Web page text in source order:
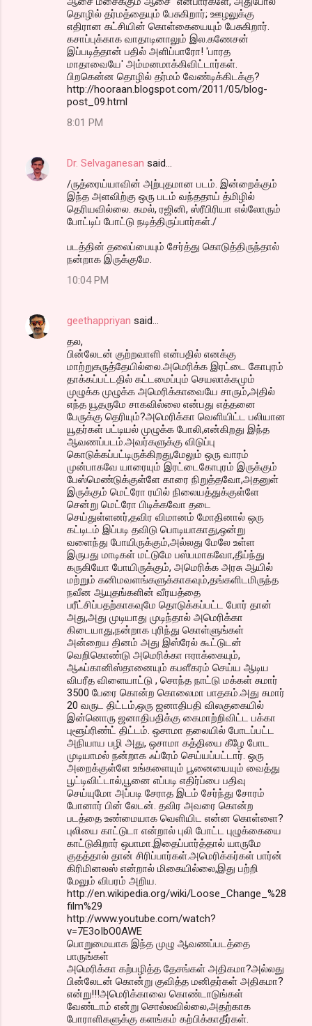
தொழில் தர்மத்தையும் பேசுகிறார்; ஊழலுக்கு
எதிரான கட்சியின் கொள்கையையும் பேசுகிறார்.
கசாப்புக்காக வாதாடினாலும் இல.கணேசன்
இப்படித்தான் பதில் அளிப்பாரோ! 'பாரத
மாதாவையே' அம்மனமாக்கிவிட்டார்கள்.
பிறகென்ன தொழில் தர்மம் வேண்டிக்கிடக்கு?
http://hooraan.blogspot.com/2011/05/blog-
post_09.html
8:01 PM
Dr. Selvaganesan said…
/ருத்ரைய்யாவின் அற்புதமான படம். இன்றைக்கும்
இந்த அளவிற்கு ஒரு படம் வந்ததாய் த்மிழில்
தெரியவில்லை. கமல், ரஜினி, ஸ்ரீபிரியா எல்லோரும்
போட்டிப் போட்டு நடித்திருப்பார்கள்./
படத்தின் தலைப்பையும் சேர்த்து கொடுத்திருந்தால்
நன்றாக இருக்குமே.
10:04 PM
geethappriyan said…
தல,
பின்லேடன் குற்றவாளி என்பதில் எனக்கு
மாற்றுகருத்தேயில்லை.அமெரிக்க இரட்டை கோபுரம்
தாக்கப்பட்டதில் கட்டமைப்பும் செயலாக்கமும்
முழுக்க முழுக்க அமெரிக்காவையே சாரும்,அதில்
எந்த யூதருமே சாகவில்லை என்பது எத்தனை
பேருக்கு தெரியும்?அமெரிக்கா வெளியிட்ட பலியான
யூதர்கள் பட்டியல் முழுக்க போலி,என்கிறது இந்த
ஆவணப்படம்.அவர்களுக்கு விடுப்பு
கொடுக்கப்பட்டிருக்கிறது,மேலும் ஒரு வாரம்
முன்பாகவே யாரையும் இரட்டைகோபுரம் இருக்கும்
பேஸ்மெண்டுக்குள்ளே காரை நிறுத்தவோ,அதனுள்
இருக்கும் மெட்ரோ ரயில் நிலையத்துக்குள்ளே
சென்று மெட்ரோ பிடிக்கவோ தடை
செய்துள்ளனர்,தவிர விமானம் மோதினால் ஒரு
கட்டிடம் இப்படி தவிடு பொடியாகாது,ஒன்று
வளைந்து போயிருக்கும்,அல்லது மேலே உள்ள
இருபது மாடிகள் மட்டுமே பஸ்பமாகவோ,தீய்ந்து
கருகியோ போயிருக்கும், அமெரிக்க அரசு ஆயில்
மற்றும் கனிமவளங்களுக்காகவும்,தங்களிடமிருந்த
நவீன ஆயுதங்களின் வீரயத்தை
பரீட்சிப்பதற்காகவுமே தொடுக்கப்பட்ட போர் தான்
அது,அது முடியாது முடிந்தால் அமெரிக்கா
கிடையாது,நன்றாக புரிந்து கொள்ளுங்கள்
அன்றைய தினம் அது இஸ்ரேல் கூட்டுடன்
வெறிகொண்டு அமெரிக்கா ஈராக்கையும்,
ஆஃப்கானிஸ்தானையும் கபளீகரம் செய்ய ஆடிய
விபரீத விளையாட்டு , சொந்த நாட்டு மக்கள் சுமார்
3500 பேரை கொன்ற கொலைமா பாதகம்.அது சுமார்
20 வருட திட்டம்,ஒரு ஜனாதிபதி விலகுகையில்
இன்னொரு ஜனாதிபதிக்கு கைமாற்றிவிட்ட பக்கா
புளூப்ரிண்ட் திட்டம். ஒசாமா தலையில் போடப்பட்ட
அநியாய பழி அது, ஒசாமா கத்தியை கீழே போட
முடியாமல் நன்றாக ஃப்ரேம் செய்யப்பட்டார். ஒரு
அறைக்குள்ளே உங்களையும் பூனையையும் வைத்து
பூட்டிவிட்டால்,பூனை எப்படி எதிர்ப்பை பதிவு
செய்யுமோ அப்படி சேராத இடம் சேர்ந்து சோரம்
போனார் பின் லேடன். தவிர அவரை கொன்ற
படத்தை உண்மையாக வெளியிட என்ன கொள்ளை?
புலியை காட்டுடா என்றால் புலி போட்ட புழுக்கையை
காட்டுகிறார் ஒபாமா.இதைப்பார்த்தால் யாருமே
குதத்தால் தான் சிரிப்பார்கள்.அமெரிக்கர்கள் பார்ன்
கிரிமினலஸ் என்றால் மிகையில்லை,இது பற்றி
மேலும் விபரம் அறிய.
http://en.wikipedia.org/wiki/Loose_Change_%28
film%29
http://www.youtube.com/watch?
v=7E3oIbO0AWE
பொறுமையாக இந்த முழு ஆவணப்படத்தை
பாருங்கள்
அமெரிக்கா கற்பழித்த தேசங்கள் அதிகமா?அல்லது
பின்லேடன் கொன்று குவித்த மனிதர்கள் அதிகமா?
என்று!!!அமெரிக்காவை கொண்டாடுங்கள்
வேண்டாம் என்று சொல்லவில்லை,அதற்காக
போராளிகளுக்கு களங்கம் கற்பிக்காதீர்கள்.